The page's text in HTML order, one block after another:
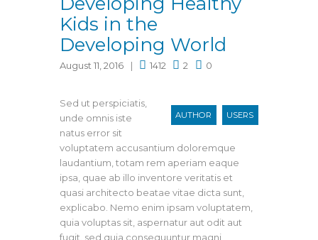
Kids in the
Developing World
August 11, 2016 1412 2 0
AUTHOR USERS
Sed ut perspiciatis,
unde omnis iste
natus error sit
voluptatem accusantium doloremque
laudantium, totam rem aperiam eaque
ipsa, quae ab illo inventore veritatis et
quasi architecto beatae vitae dicta sunt,
explicabo. Nemo enim ipsam voluptatem,
quia voluptas sit, aspernatur aut odit aut
fugit, sed quia consequuntur magni